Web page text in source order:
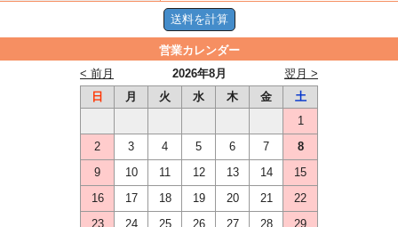
営業カレンダー
2026年8月
< 前月
翌月 >
日
月 火 水 木 金
土
1
2
3 4 5 6 7
8
9
10 11 12 13 14
15
16
17 18 19 20 21
22
23
24 25 26 27 28
29